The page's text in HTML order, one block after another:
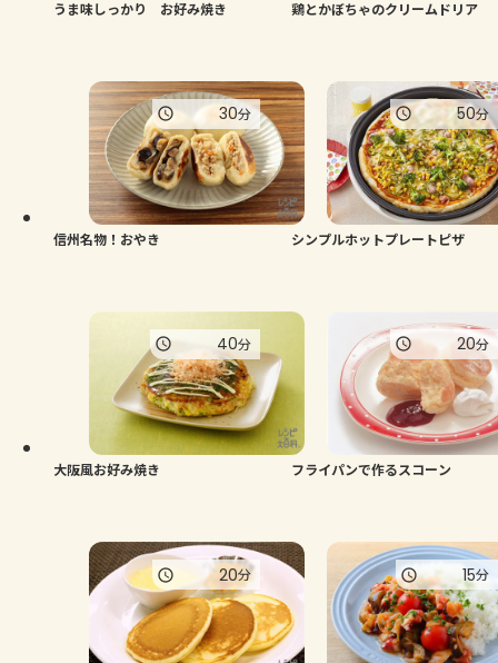
うま味しっかり お好み焼き 鶏とかぼちゃのクリームドリア
信州名物！おやき
30分
シンプルホットプレートピザ
50分
大阪風お好み焼き
40分
フライパンで作るスコーン
20分
20分 15分